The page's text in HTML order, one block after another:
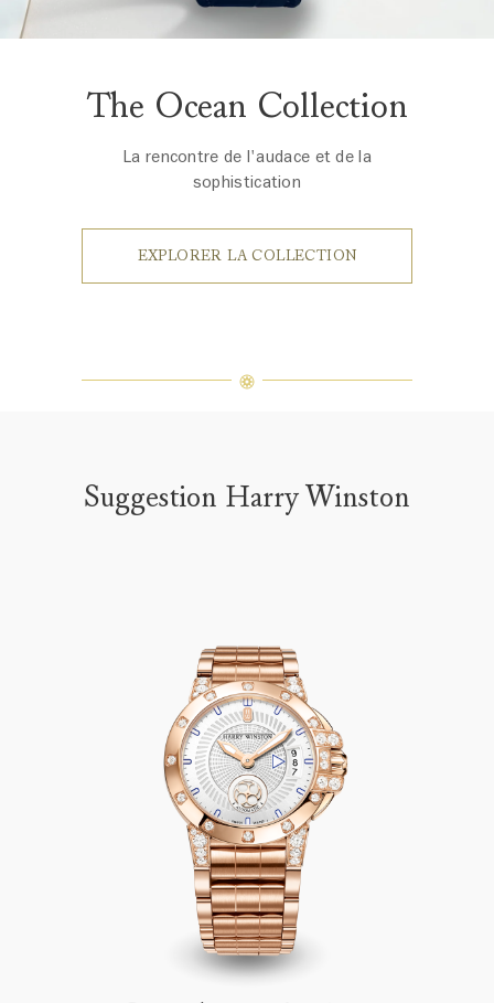
The Ocean Collection
La rencontre de l'audace et de la
sophistication
EXPLORER LA COLLECTION
Suggestion Harry Winston